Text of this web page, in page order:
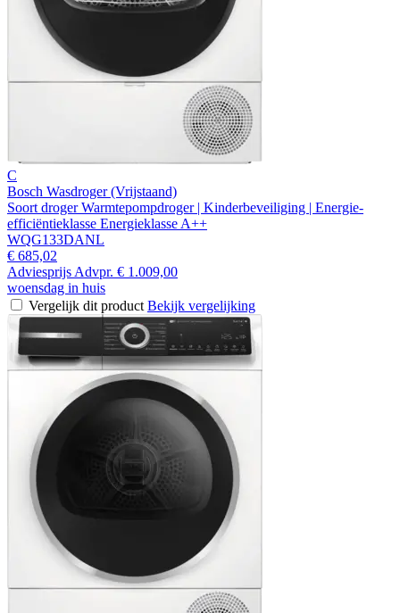
C
Bosch Wasdroger (Vrijstaand)
Soort droger Warmtepompdroger | Kinderbeveiliging | Energie-
efficiëntieklasse Energieklasse A++
WQG133DANL
€ 685,02
Adviesprijs Advpr. € 1.009,00
woensdag in huis
Vergelijk dit product Bekijk vergelijking